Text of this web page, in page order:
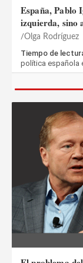
España, Pablo
izquierda, sino
Olga Rodríguez
Tiempo de
política española